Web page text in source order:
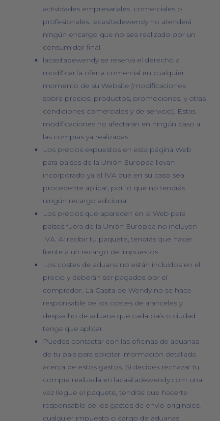
actividades empresariales, comerciales o
profesionales. lacasitadewendy no atenderá
ningún encargo que no sea realizado por un
consumidor final.
lacasitadewendy se reserva el derecho a
modificar la oferta comercial en cualquier
momento de su Website (modificaciones
sobre precios, productos, promociones, y otras
condiciones comerciales y de servicio). Estas
modificaciones no afectarán en ningún caso a
las compras ya realizadas.
Los precios expuestos en esta página Web
para países de la Unión Europea llevan
incorporado ya el IVA que en su caso sea
procedente aplicar, por lo que no tendrás
ningún recargo adicional.
Los precios que aparecen en la Web para
países fuera de la Unión Europea no incluyen
IVA. Al recibir tu paquete, tendrás que hacer
frente a un recargo de impuestos.
Los costes de aduana no están incluidos en el
precio y deberán ser pagados por el
comprador. La Casita de Wendy no se hace
responsable de los costes de aranceles y
despacho de aduana que cada país o ciudad
tenga que aplicar.
Puedes contactar con las oficinas de aduanas
de tu país para solicitar información detallada
acerca de estos gastos. Si decides rechazar tu
compra realizada en lacasitadewendy.com una
vez llegue el paquete, tendrás que hacerte
responsable de los gastos de envío originales,
cualquier impuesto o cargo de aduanas